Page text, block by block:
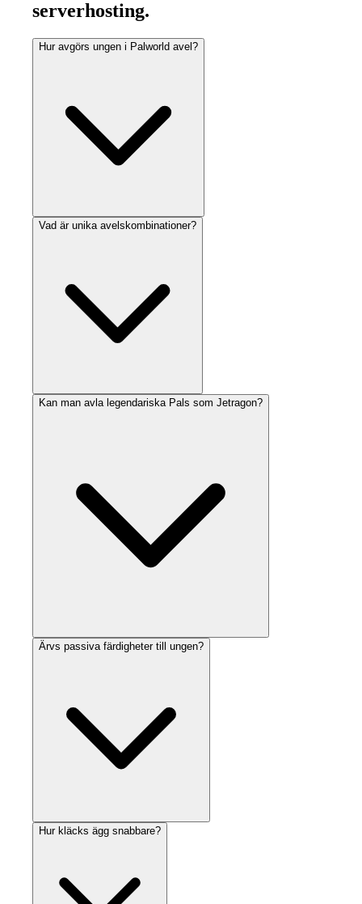
serverhosting.
Hur avgörs ungen i Palworld avel?
Vad är unika avelskombinationer?
Kan man avla legendariska Pals som Jetragon?
Ärvs passiva färdigheter till ungen?
Hur kläcks ägg snabbare?